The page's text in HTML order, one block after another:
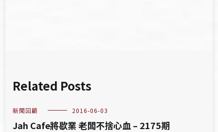
Related Posts
新聞回顧 2016-06-03
Jah Cafe將歇業 老闆不捨心血 – 2175期